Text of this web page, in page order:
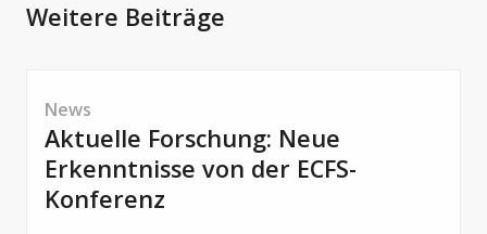
Weitere Beiträge
News
Aktuelle Forschung: Neue
Erkenntnisse von der ECFS-
Konferenz